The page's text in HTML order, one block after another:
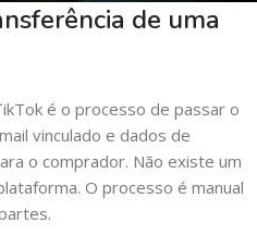
de uma
é o processo de passar o
vinculado e dados de
o comprador. Não existe um
O processo é manual